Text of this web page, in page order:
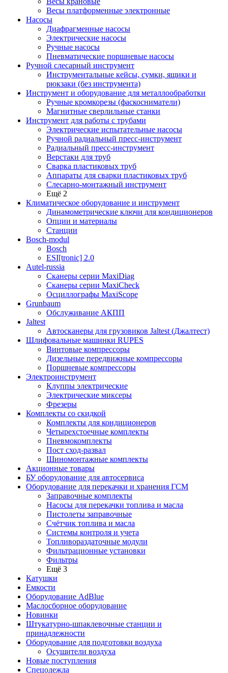
Весы платформенные электронные
Насосы
Диафрагменные насосы
Электрические насосы
Ручные насосы
Пневматические поршневые насосы
Ручной слесарный инструмент
Инструментальные кейсы, сумки, ящики и
рюкзаки (без инструмента)
Инструмент и оборудование для металлообработки
Ручные кромкорезы (фаскосниматели)
Магнитные сверлильные станки
Инструмент для работы с трубами
Электрические испытательные насосы
Ручной радиальный пресс-инструмент
Радиальный пресс-инструмент
Верстаки для труб
Сварка пластиковых труб
Аппараты для сварки пластиковых труб
Слесарно-монтажный инструмент
Ещё 2
Климатическое оборудование и инструмент
Динамометрические ключи для кондиционеров
Опции и материалы
Станции
Bosch-modul
Bosch
ESI[tronic] 2.0
Autel-russia
Сканеры серии MaxiDiag
Сканеры серии MaxiCheck
Осциллографы MaxiScope
Grunbaum
Обслуживание АКПП
Jaltest
Автосканеры для грузовиков Jaltest (Джалтест)
Шлифовальные машинки RUPES
Винтовые компрессоры
Дизельные передвижные компрессоры
Поршневые компрессоры
Электроинструмент
Клуппы электрические
Электрические миксеры
Фрезеры
Комплекты со скидкой
Комплекты для кондиционеров
Четырехстоечные комплекты
Пневмокомплекты
Пост сход-развал
Шиномонтажные комплекты
Акционные товары
БУ оборудование для автосервиса
Оборудование для перекачки и хранения ГСМ
Заправочные комплекты
Насосы для перекачки топлива и масла
Пистолеты заправочные
Счётчик топлива и масла
Системы контроля и учета
Топливораздаточные модули
Фильтрационные установки
Фильтры
Ещё 3
Катушки
Емкости
Оборудование AdBlue
Маслосборное оборудование
Новинки
Штукатурно-шпаклевочные станции и
принадлежности
Оборудование для подготовки воздуха
Осушители воздуха
Новые поступления
Спецодежда